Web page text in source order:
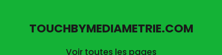
Voir toutes les pages
TOUCHBYMEDIAMETRIE.COM